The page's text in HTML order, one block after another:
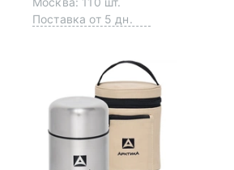
Поставка от 5 дн.